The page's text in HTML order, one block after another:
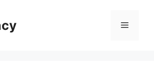
Menu